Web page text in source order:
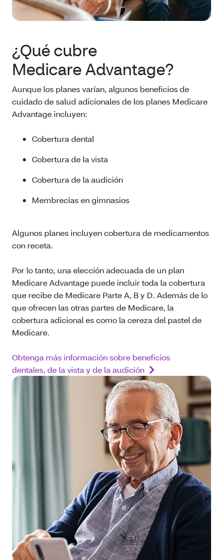
¿Qué cubre
Medicare Advantage?
Aunque los planes varían, algunos beneficios de
cuidado de salud adicionales de los planes Medicare
Advantage incluyen:
Cobertura dental
Cobertura de la vista
Cobertura de la audición
Membrecías en gimnasios
Algunos planes incluyen cobertura de medicamentos
con receta.
Por lo tanto, una elección adecuada de un plan
Medicare Advantage puede incluir toda la cobertura
que recibe de Medicare Parte A, B y D. Además de lo
que ofrecen las otras partes de Medicare, la
cobertura adicional es como la cereza del pastel de
Medicare.
Obtenga más información sobre beneficios
dentales, de la vista y de la audición